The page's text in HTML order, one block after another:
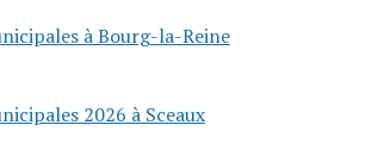
à Bourg-la-Reine
2026 à Sceaux